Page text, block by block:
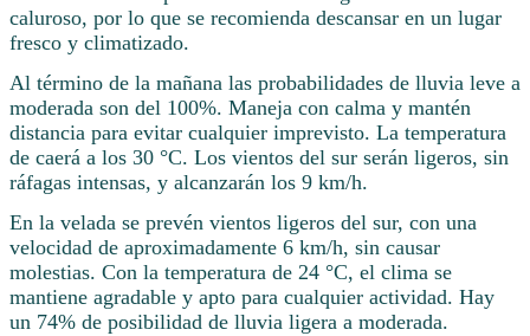
caluroso, por lo que se recomienda descansar en un lugar
fresco y climatizado.
Al término de la mañana las probabilidades de lluvia leve a
moderada son del 100%. Maneja con calma y mantén
distancia para evitar cualquier imprevisto. La temperatura
de caerá a los 30 °C. Los vientos del sur serán ligeros, sin
ráfagas intensas, y alcanzarán los 9 km/h.
En la velada se prevén vientos ligeros del sur, con una
velocidad de aproximadamente 6 km/h, sin causar
molestias. Con la temperatura de 24 °C, el clima se
mantiene agradable y apto para cualquier actividad. Hay
un 74% de posibilidad de lluvia ligera a moderada.